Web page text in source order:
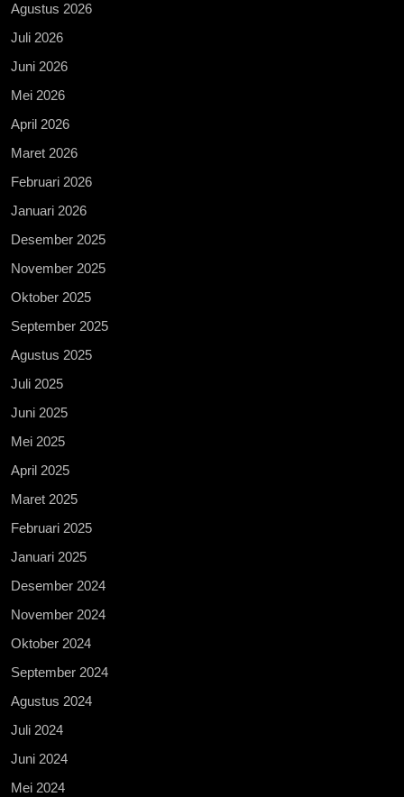
Agustus 2026
Juli 2026
Juni 2026
Mei 2026
April 2026
Maret 2026
Februari 2026
Januari 2026
Desember 2025
November 2025
Oktober 2025
September 2025
Agustus 2025
Juli 2025
Juni 2025
Mei 2025
April 2025
Maret 2025
Februari 2025
Januari 2025
Desember 2024
November 2024
Oktober 2024
September 2024
Agustus 2024
Juli 2024
Juni 2024
Mei 2024